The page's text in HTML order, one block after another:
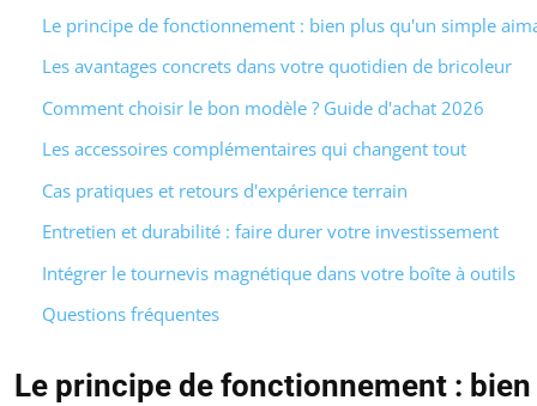
Le principe de fonctionnement : bien plus qu'un simple
Les avantages concrets dans votre quotidien de bricoleur
Comment choisir le bon modèle ? Guide d'achat 2026
Les accessoires complémentaires qui changent tout
Cas pratiques et retours d'expérience terrain
Entretien et durabilité : faire durer votre investissement
Intégrer le tournevis magnétique dans votre boîte à outils
Questions fréquentes
Le principe de fonctionnement :